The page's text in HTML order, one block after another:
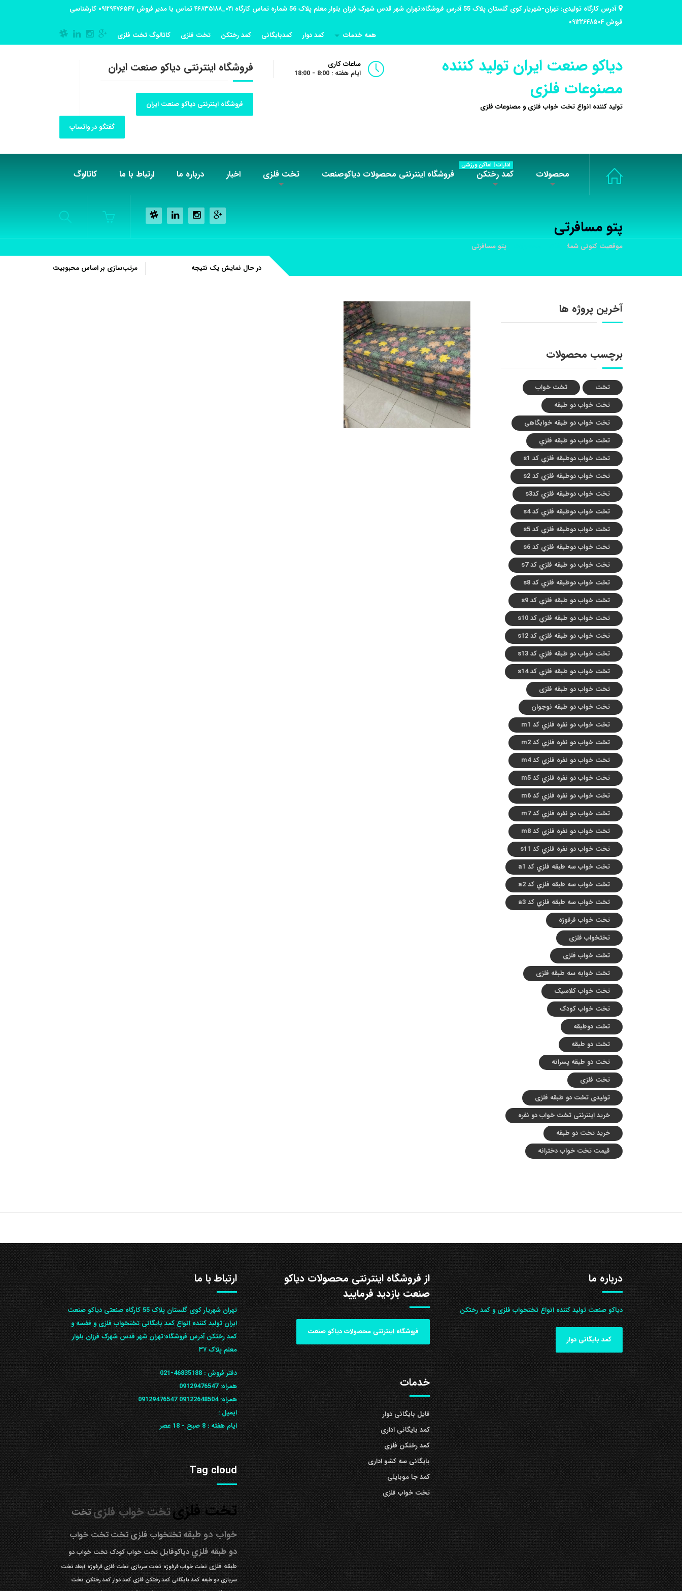
آدرس کارگاه تولیدی: تهران-شهریار کوی گلستان پلاک 55 آدرس فروشگاه:تهران شهر قدس شهرک فرزان بلوار معلم پلاک 56 شماره تماس کارگاه ۰۲۱_۴۶۸۳۵۱۸۸ تماس با مدیر فروش ۰۹۱۲۹۴۷۶۵۴۷ کارشناسی
فروش ۰۹۱۲۲۶۴۸۵۰۴
همه خدمات
کمد دوار کمدبایگانی کمد رختکن تخت فلزی کاتالوگ تخت فلزی
دیاکو صنعت ایران تولید کننده
مصنوعات فلزی
تولید کننده انواع تخت خواب فلزی و مصنوعات فلزی
ساعات کاری
ایام هفته : 8:00 - 18:00
فروشگاه اینترنتی دیاکو صنعت ایران
فروشگاه اینترنتی دیاکو صنعت ایران
گفتگو در واتساپ
محصولات کمد رختکن
ادارات | اماکن ورزشی
فروشگاه اینترنتی محصولات دیاکوصنعت تخت فلزی اخبار درباره ما ارتباط با ما کاتالوگ
پتو مسافرتی
موقعیت کنونی شما: پتو مسافرتی
در حال نمایش یک نتیجه
آخرین پروژه ها
برچسب محصولات
تخت
تخت خواب
تخت خواب دو طبقه
تخت خواب دو طبقه خوابگاهی
تخت خواب دو طبقه فلزي
تخت خواب دوطبقه فلزي کد s1
تخت خواب دوطبقه فلزي کد s2
تخت خواب دوطبقه فلزي کدs3
تخت خواب دوطبقه فلزي کد s4
تخت خواب دوطبقه فلزي کد s5
تخت خواب دوطبقه فلزي کد s6
تخت خواب دو طبقه فلزي کد s7
تخت خواب دوطبقه فلزي کد s8
تخت خواب دو طبقه فلزي کد s9
تخت خواب دو طبقه فلزي کد s10
تخت خواب دو طبقه فلزي کد s12
تخت خواب دو طبقه فلزي کد s13
تخت خواب دو طبقه فلزي کد s14
تخت خواب دو طبقه فلزی
تخت خواب دو طبقه نوجوان
تخت خواب دو نفره فلزي کد m1
تخت خواب دو نفره فلزي کد m2
تخت خواب دو نفره فلزي کد m4
تخت خواب دو نفره فلزي کد m5
تخت خواب دو نفره فلزي کد m6
تخت خواب دو نفره فلزي کد m7
تخت خواب دو نفره فلزي کد m8
تخت خواب دو نفره فلزي کد s11
تخت خواب سه طبقه فلزي کد a1
تخت خواب سه طبقه فلزي کد a2
تخت خواب سه طبقه فلزي کد a3
تخت خواب فرفوژه
تختخواب فلزی
تخت خواب فلزی
تخت خوابه سه طبقه فلزی
تخت خواب کلاسیک
تخت خواب کودک
تخت دوطبقه
تخت دو طبقه
تخت دو طبقه پسرانه
تخت فلزی
تولیدی تخت دو طبقه فلزی
خرید اینترنتی تخت خواب دو نفره
خرید تخت دو طبقه
قیمت تخت خواب دخترانه
درباره ما
دیاکو صنعت تولید کننده انواع تختخواب فلزی و کمد رختکن
کمد بایگانی دوار
از فروشگاه اینترنتی محصولات دیاکو
صنعت بازدید فرمایید
فروشگاه اینترنتی محصولات دیاکو صنعت
خدمات
فایل بایگانی دوار
کمد بایگانی اداری
کمد رختکن فلزی
بایگانی سه کشو اداری
کمد جا موبایلی
تخت خواب فلزی
ارتباط با ما
تهران شهریار کوی گلستان پلاک 55 کارگاه صنعتی دیاکو صنعت
ایران تولید کننده انواع کمد بایگانی تختخواب فلزی و قفسه و
کمد رختکن آدرس ف‍روشگاه:تهران شهر قدس شهرک فرزان بلوار
معلم پلاک ۳۷
دفتر فروش :46835188-021
همراه:09129476547
همراه: 09122648504
09129476547
ایمیل :
ایام هفته :8 صبح - 18 عصر
Tag cloud
تخت فلزیتخت خواب فلزیتخت
خواب دو طبقهتختخواب فلزیتختتخت خواب
دو طبقه فلزيدیاکوفایل تخت خواب کودک تخت خواب دو
طبقه فلزی تخت خواب فرفوژه تخت سربازی تخت فلزی فرفوژه ابعاد تخت
سربازی دو طبقه کمد بایگانی کمد رختکن فلزی کمد دوار کمد رختکن تخت